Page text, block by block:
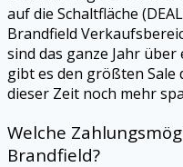
auf die Schaltfläche
Brandfield
sind das ganze Jahr
gibt es den größten Sale
dieser Zeit noch mehr
Welche
Brandfield?